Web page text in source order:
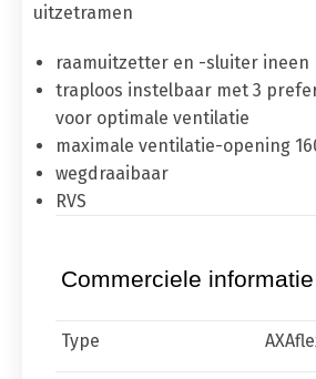
uitzetramen
raamuitzetter en -sluiter ineen
traploos instelbaar met 3
voor optimale ventilatie
maximale ventilatie-opening
wegdraaibaar
RVS
Commerciele informatie
Type